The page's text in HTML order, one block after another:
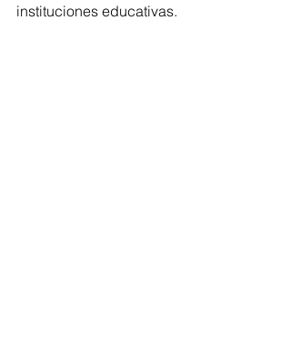
instituciones educativas.